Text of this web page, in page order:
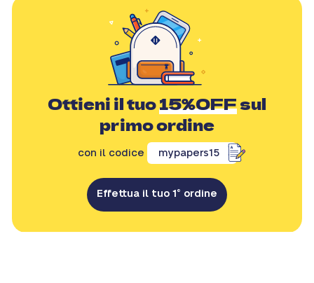
Ottieni il tuo15%OFFsul
primo ordine
con il codice mypapers15
Effettua il tuo 1° ordine